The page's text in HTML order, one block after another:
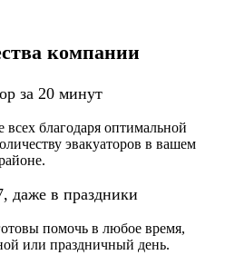
компании
за 20 минут
благодаря оптимальной
эвакуаторов в вашем
даже в праздники
помочь в любое время,
или праздничный день.